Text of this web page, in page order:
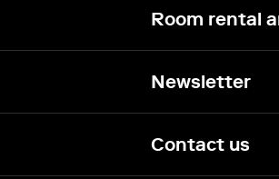
Room rental
Newsletter
Contact us